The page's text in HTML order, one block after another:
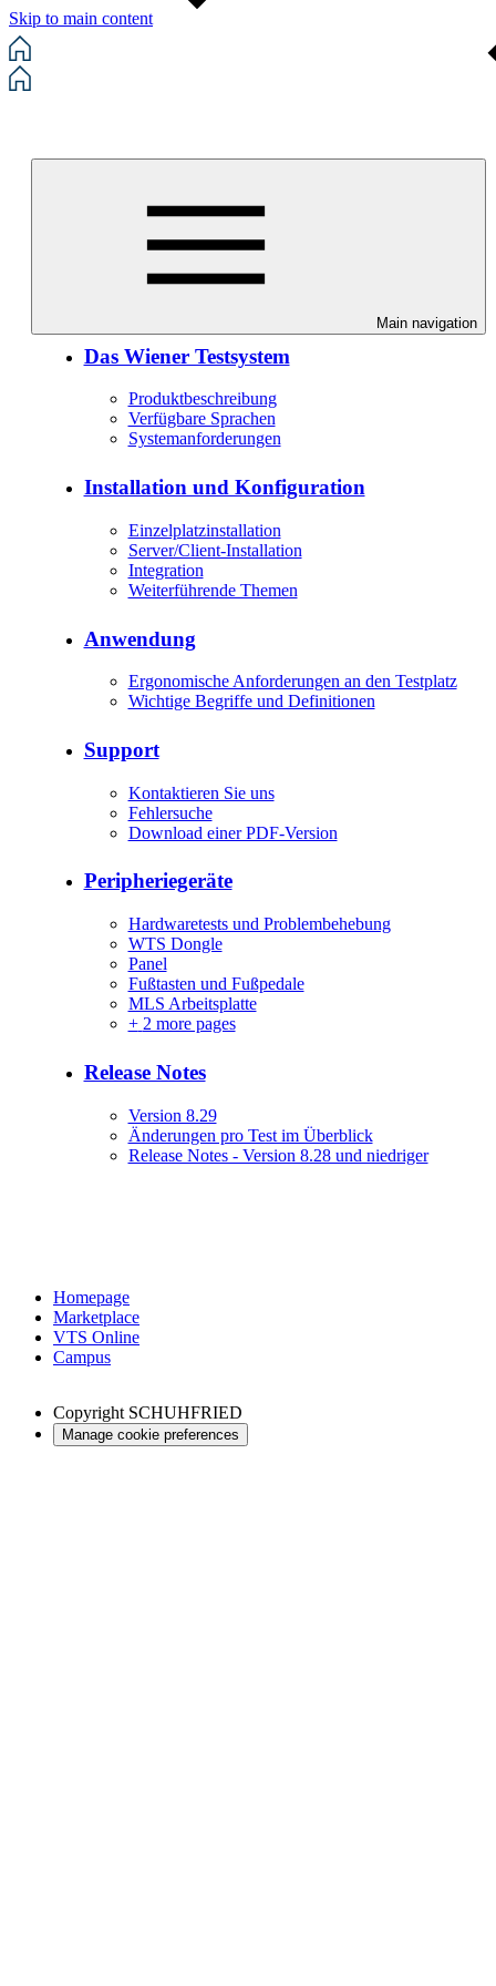
Skip to main content
Main navigation
Informationen zum Wiener Testsystem
Das Wiener Testsystem
Produktbeschreibung
Verfügbare Sprachen
Systemanforderungen
Installation und Konfiguration
Einzelplatzinstallation
Server/Client-Installation
Integration
Weiterführende Themen
Anwendung
Ergonomische Anforderungen an den Testplatz
Wichtige Begriffe und Definitionen
Support
Kontaktieren Sie uns
Fehlersuche
Download einer PDF-Version
Peripheriegeräte
Hardwaretests und Problembehebung
WTS Dongle
Panel
Fußtasten und Fußpedale
MLS Arbeitsplatte
+ 2 more pages
Release Notes
Version 8.29
Änderungen pro Test im Überblick
Release Notes - Version 8.28 und niedriger
Homepage
Marketplace
VTS Online
Campus
Copyright SCHUHFRIED
Manage cookie preferences